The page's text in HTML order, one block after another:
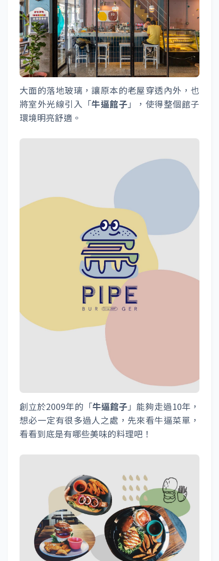
大面的落地玻璃，讓原本的老屋穿透內外，也
將室外光線引入「牛逼館子」，使得整個館子
環境明亮舒適。
創立於2009年的「牛逼館子 」能夠走過10年，
想必一定有很多過人之處，先來看牛逼菜單，
看看到底是有哪些美味的料理吧！